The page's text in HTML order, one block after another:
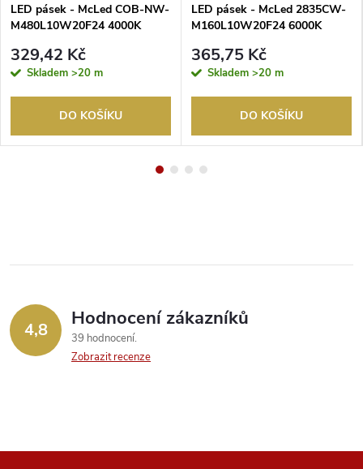
LED pásek - McLed COB-NW-
M480L10W20F24 4000K
329,42 Kč
Skladem >20 m
DO KOŠÍKU
LED pásek - McLed 2835CW-
M160L10W20F24 6000K
365,75 Kč
Skladem >20 m
DO KOŠÍKU
4,8 Hodnocení zákazníků
39 hodnocení
Zobrazit recenze